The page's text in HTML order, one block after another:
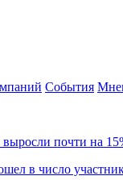
События
почти на
в число